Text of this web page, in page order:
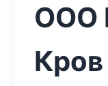
ООО
Кров